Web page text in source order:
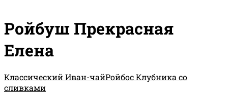
Ройбуш Прекрасная
Елена
Классический Иван-чайРойбос Клубника со
сливками